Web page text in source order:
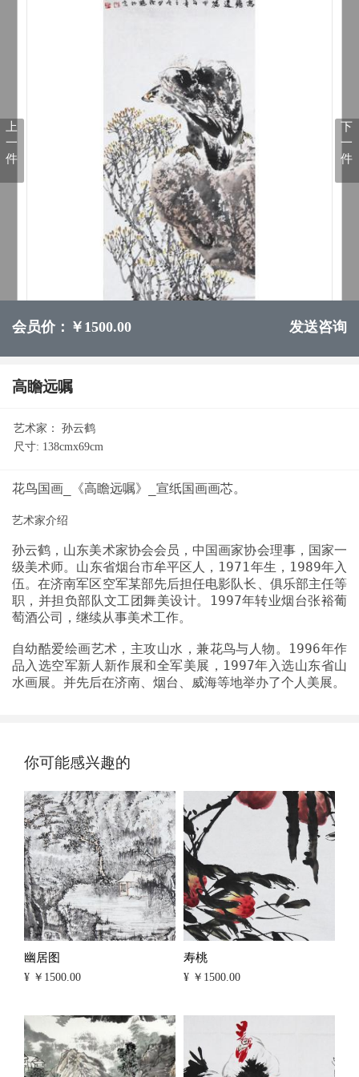
上
一
件
下
一
件
会员价：￥1500.00 发送咨询
高瞻远嘱
艺术家：
孙云鹤
尺寸: 138cmx69cm
艺术家介绍
孙云鹤，山东美术家协会会员，中国画家协会理事，国家一
级美术师。山东省烟台市牟平区人，1971年生，1989年入
伍。在济南军区空军某部先后担任电影队长、俱乐部主任等
职，并担负部队文工团舞美设计。1997年转业烟台张裕葡
自幼酷爱绘画艺术，主攻山水，兼花鸟与人物。1996年作
品入选空军新人新作展和全军美展，1997年入选山东省山
你可能感兴趣的
幽居图
¥ ￥1500.00
寿桃
¥ ￥1500.00